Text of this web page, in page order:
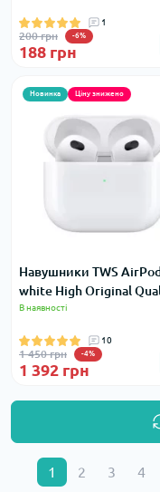
1
200 грн -6%
188 грн
Новинка Ціну знижено
Навушники TWS
white High Original
В наявності
10
1 450 грн -4%
1 392 грн
1 2 3 4